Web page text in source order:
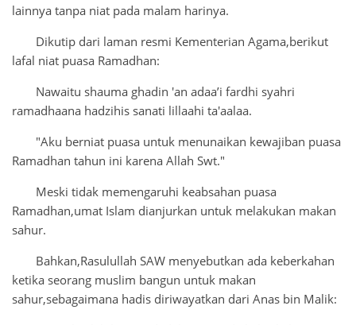
lainnya tanpa niat pada malam harinya.
Dikutip dari laman resmi Kementerian Agama,berikut
lafal niat puasa Ramadhan:
Nawaitu shauma ghadin 'an adaa’i fardhi syahri
ramadhaana hadzihis sanati lillaahi ta'aalaa.
"Aku berniat puasa untuk menunaikan kewajiban puasa
Ramadhan tahun ini karena Allah Swt."
Meski tidak memengaruhi keabsahan puasa
Ramadhan,umat Islam dianjurkan untuk melakukan makan
sahur.
Bahkan,Rasulullah SAW menyebutkan ada keberkahan
ketika seorang muslim bangun untuk makan
sahur,sebagaimana hadis diriwayatkan dari Anas bin Malik: